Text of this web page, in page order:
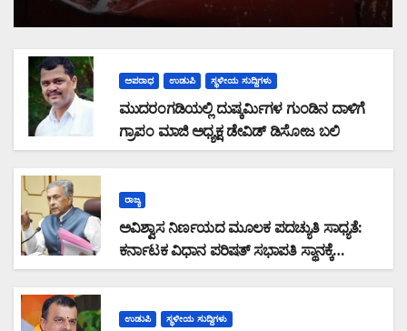
ಅಪರಾಧ ಉಡುಪಿ ಸ್ಥಳೀಯ ಸುದ್ದಿಗಳು
ಮುದರಂಗಡಿಯಲ್ಲಿ ದುಷ್ಕರ್ಮಿಗಳ ಗುಂಡಿನ ದಾಳಿಗೆ
ಗ್ರಾಪಂ ಮಾಜಿ ಅಧ್ಯಕ್ಷ ಡೇವಿಡ್ ಡಿಸೋಜ ಬಲಿ
ರಾಜ್ಯ
ಅವಿಶ್ವಾಸ ನಿರ್ಣಯದ ಮೂಲಕ ಪದಚ್ಯುತಿ ಸಾಧ್ಯತೆ:
ಕರ್ನಾಟಕ ವಿಧಾನ ಪರಿಷತ್ ಸಭಾಪತಿ ಸ್ಥಾನಕ್ಕೆ
ಬಸವರಾಜ ಹೊರಟ್ಟಿ ರಾಜೀನಾಮೆ
ಉಡುಪಿ ಸ್ಥಳೀಯ ಸುದ್ದಿಗಳು